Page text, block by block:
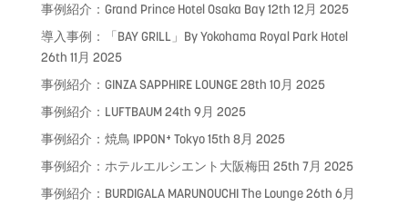
事例紹介：Grand Prince Hotel Osaka Bay12th 12月 2025
導入事例：「BAY GRILL」By Yokohama Royal Park Hotel
26th 11月 2025
事例紹介：GINZA SAPPHIRE LOUNGE28th 10月 2025
事例紹介：LUFTBAUM24th 9月 2025
事例紹介：焼鳥 IPPON⁺ Tokyo15th 8月 2025
事例紹介：ホテルエルシエント大阪梅田 25th 7月 2025
事例紹介：BURDIGALA MARUNOUCHI The Lounge26th 6月